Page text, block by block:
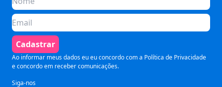
Tecnologia
Preparatórios
Comunicação
Pós Graduação
Formas de Pagamento
Política de Cancelamento
Termos de Uso
Segurança e Privacidade
Para Empresas
Seja um parceiro
Blog
Cadastrar
Ao informar meus dados eu eu concordo com a Política de Privacidade
e concordo em receber comunicações.
Siga-nos